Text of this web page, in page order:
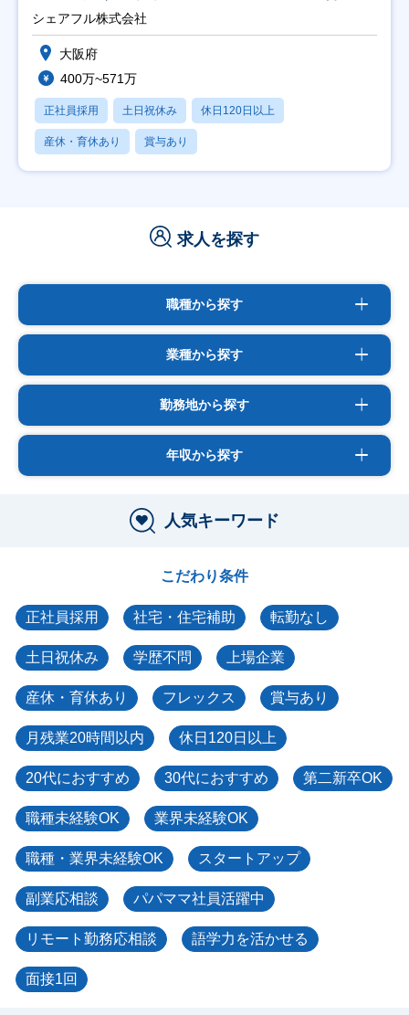
シェアフル株式会社
大阪府
400万~571万
正社員採用 土日祝休み 休日120日以上
産休・育休あり 賞与あり
求人を探す
職種から探す
業種から探す
勤務地から探す
年収から探す
人気キーワード
こだわり条件
正社員採用 社宅・住宅補助 転勤なし
土日祝休み 学歴不問 上場企業
産休・育休あり フレックス 賞与あり
月残業20時間以内 休日120日以上
20代におすすめ 30代におすすめ 第二新卒OK
職種未経験OK 業界未経験OK
職種・業界未経験OK スタートアップ
副業応相談 パパママ社員活躍中
リモート勤務応相談 語学力を活かせる
面接1回